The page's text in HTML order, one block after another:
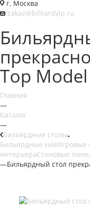
г. Москва
zakaz@billiardvip.ru
Top Model
Главная
—
Каталог
—
Бильярдные столы
Бильярдные кииИгровые
интерьераСтеновые
—Бильярдный стол